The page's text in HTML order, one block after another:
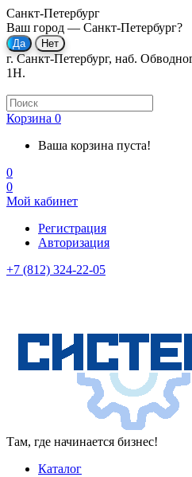
Санкт-Петербург
Ваш город — Санкт-Петербург?
г. Санкт-Петербург, наб.
1Н.
Корзина 0
Ваша корзина пуста!
0
0
Мой кабинет
Регистрация
Авторизация
+7 (812) 324-22-05
Там, где начинается бизнес!
Каталог